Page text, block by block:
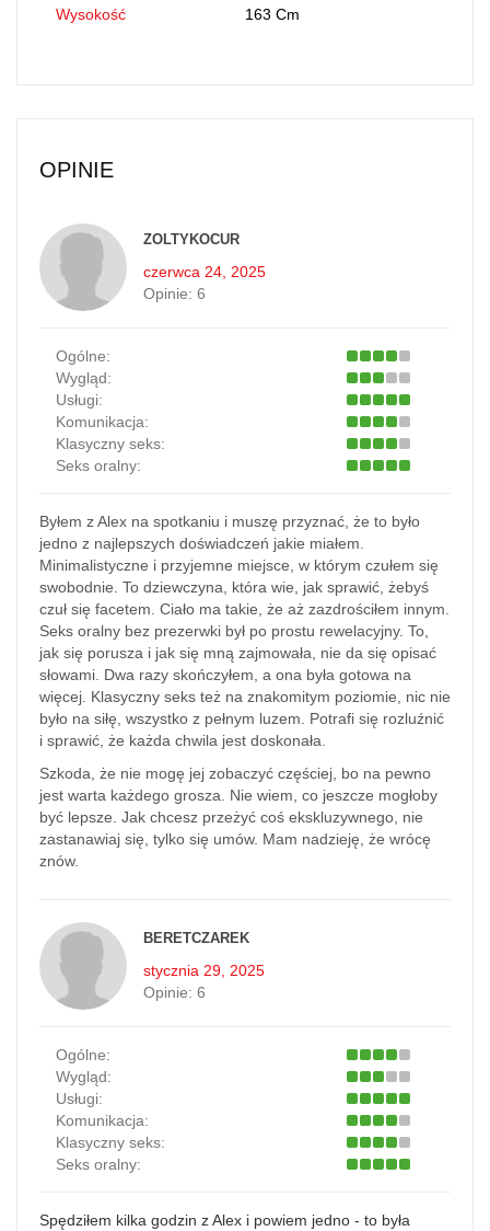
Wysokość
163 Cm
OPINIE
ZOLTYKOCUR
czerwca 24, 2025
Opinie: 6
Ogólne:
Wygląd:
Usługi:
Komunikacja:
Klasyczny seks:
Seks oralny:
Byłem z Alex na spotkaniu i muszę przyznać, że to było
jedno z najlepszych doświadczeń jakie miałem.
Minimalistyczne i przyjemne miejsce, w którym czułem się
swobodnie. To dziewczyna, która wie, jak sprawić, żebyś
czuł się facetem. Ciało ma takie, że aż zazdrościłem innym.
Seks oralny bez prezerwki był po prostu rewelacyjny. To,
jak się porusza i jak się mną zajmowała, nie da się opisać
słowami. Dwa razy skończyłem, a ona była gotowa na
więcej. Klasyczny seks też na znakomitym poziomie, nic nie
było na siłę, wszystko z pełnym luzem. Potrafi się rozluźnić
i sprawić, że każda chwila jest doskonała.
Szkoda, że nie mogę jej zobaczyć częściej, bo na pewno
jest warta każdego grosza. Nie wiem, co jeszcze mogłoby
być lepsze. Jak chcesz przeżyć coś ekskluzywnego, nie
zastanawiaj się, tylko się umów. Mam nadzieję, że wrócę
znów.
BERETCZAREK
stycznia 29, 2025
Opinie: 6
Ogólne:
Wygląd:
Usługi:
Komunikacja:
Klasyczny seks:
Seks oralny:
Spędziłem kilka godzin z Alex i powiem jedno - to była